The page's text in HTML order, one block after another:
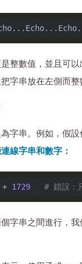
整數值，並且可
字串放在左側而整
字串。例如，假
線字串和數字：
+ 1729 # 錯誤：
字串之間進行，